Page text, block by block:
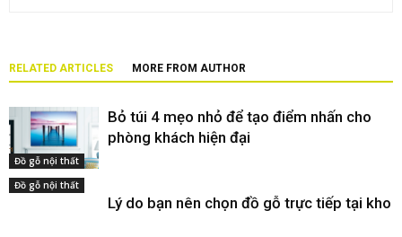
RELATED ARTICLES MORE FROM AUTHOR
Đồ gỗ nội thất
Bỏ túi 4 mẹo nhỏ để tạo điểm nhấn cho
phòng khách hiện đại
Đồ gỗ nội thất
Lý do bạn nên chọn đồ gỗ trực tiếp tại kho